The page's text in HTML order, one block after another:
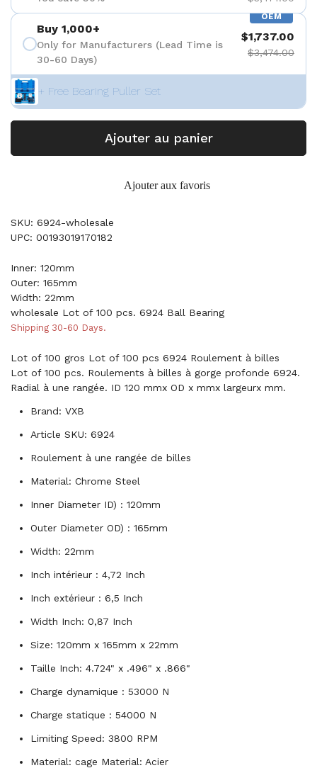
OEM
Buy 1,000+
Only for Manufacturers (Lead Time is
30-60 Days)
$1,737.00
$3,474.00
+ Free Bearing Puller Set
Ajouter au panier
Ajouter aux favoris
SKU: 6924-wholesale
UPC: 00193019170182
Inner: 120mm
Outer: 165mm
Width: 22mm
wholesale Lot of 100 pcs. 6924 Ball Bearing
Shipping 30-60 Days.
Lot of 100 gros Lot of 100 pcs 6924 Roulement à billes
Lot of 100 pcs. Roulements à billes à gorge profonde 6924.
Radial à une rangée. ID 120 mmx OD x mmx largeurx mm.
Brand: VXB
Article SKU: 6924
Roulement à une rangée de billes
Material: Chrome Steel
Inner Diameter ID) : 120mm
Outer Diameter OD) : 165mm
Width: 22mm
Inch intérieur : 4,72 Inch
Inch extérieur : 6,5 Inch
Width Inch: 0,87 Inch
Size: 120mm x 165mm x 22mm
Taille Inch: 4.724" x .496" x .866"
Charge dynamique : 53000 N
Charge statique : 54000 N
Limiting Speed: 3800 RPM
Material: cage Material: Acier